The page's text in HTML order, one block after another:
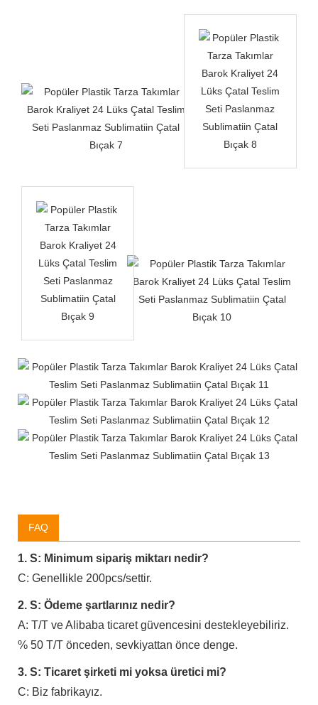
FAQ
1. S: Minimum sipariş miktarı nedir?
C: Genellikle 200pcs/settir.
2. S: Ödeme şartlarınız nedir?
A: T/T ve Alibaba ticaret güvencesini destekleyebiliriz.
% 50 T/T önceden, sevkiyattan önce denge.
3. S: Ticaret şirketi mi yoksa üretici mi?
C: Biz fabrikayız.